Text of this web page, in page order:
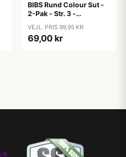
BIBS Rund Colour Sut -
2-Pak - Str. 3 -
Black/Vanilla
VEJL. PRIS 99,95 KR
69,00 kr